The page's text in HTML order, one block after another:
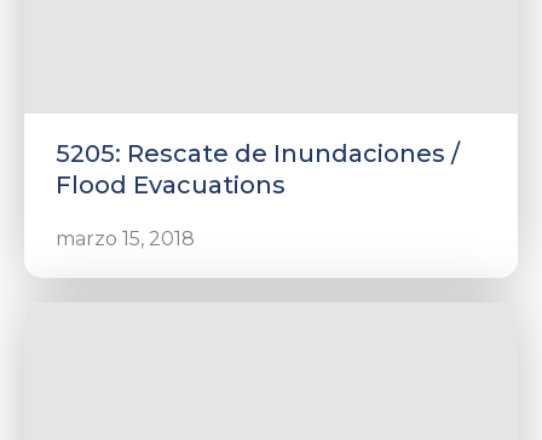
5205: Rescate de Inundaciones /
Flood Evacuations
marzo 15, 2018